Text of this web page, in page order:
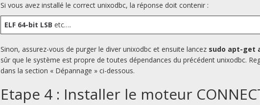
Si vous avez installé le correct unixodbc, la réponse doit contenir :
ELF 64-bit LSB etc….
Sinon, assurez-vous de purger le diver unixodbc et ensuite lancez sudo apt-get
sûr que le système est propre de toutes dépendances du précédent unixodbc.
dans la section « Dépannage » ci-dessous.
Etape 4 : Installer le moteur